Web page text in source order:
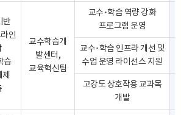
반
인
습
교수학습개
발센터,
교육혁신팀
교수･학습 역량 강화
프로그램 운영
교수･학습 인프라 개선 및
수업 운영 라이선스 지원
고강도 상호작용 교과목
개발